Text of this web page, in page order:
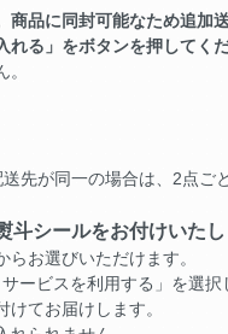
品に同封可能なため追加
る」をボタンを押してくだ
先が同一の場合は、2点ご
シールをお付けいたし
お選びいただけます。
ービスを利用する」を選択
てお届けします。